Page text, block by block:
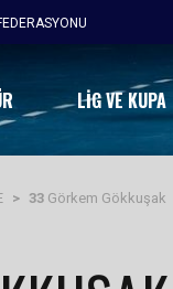
LIG VE KUPA
> 33 Görkem Gökkuşak